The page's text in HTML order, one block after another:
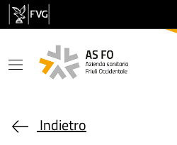
Salta al contenuto principale
Indietro